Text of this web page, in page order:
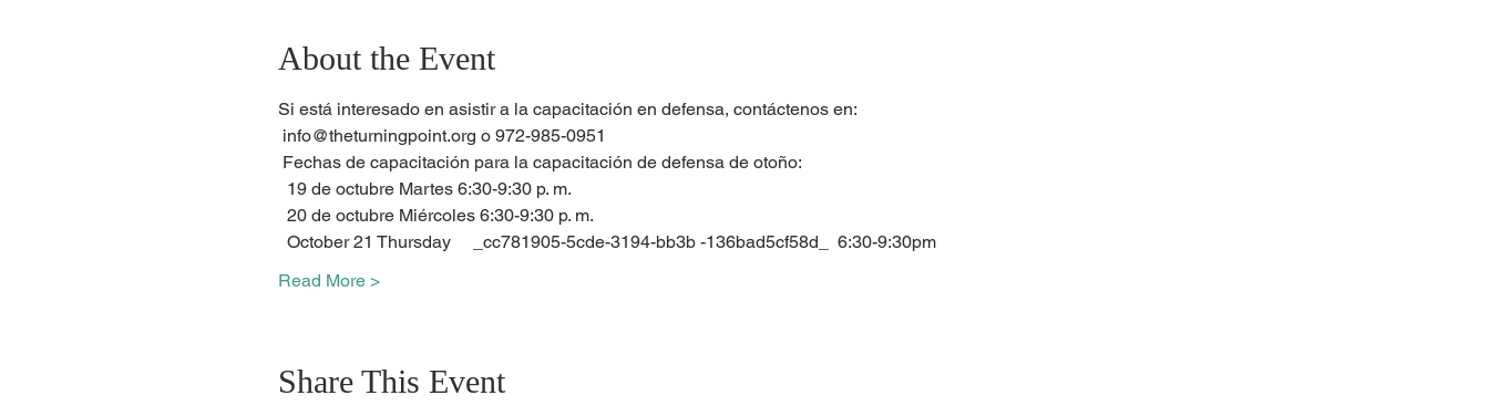
About the Event
Si está interesado en asistir a la capacitación en defensa, contáctenos en:
info@theturningpoint.org o 972-985-0951
Fechas de capacitación para la capacitación de defensa de otoño:
19 de octubre Martes 6:30-9:30 p. m.
20 de octubre Miércoles 6:30-9:30 p. m.
October 21 Thursday     _cc781905-5cde-3194-bb3b -136bad5cf58d_  6:30-9:30pm
Read More >
Share This Event